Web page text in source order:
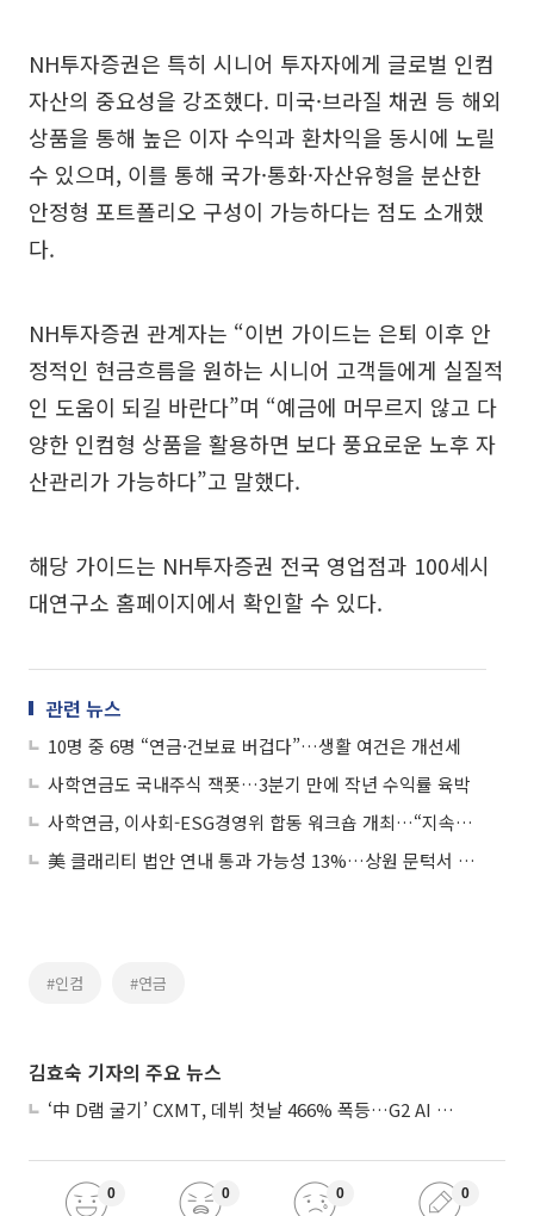
NH투자증권은 특히 시니어 투자자에게 글로벌 인컴
자산의 중요성을 강조했다. 미국·브라질 채권 등 해외
상품을 통해 높은 이자 수익과 환차익을 동시에 노릴
수 있으며, 이를 통해 국가·통화·자산유형을 분산한
안정형 포트폴리오 구성이 가능하다는 점도 소개했
다.
NH투자증권 관계자는 “이번 가이드는 은퇴 이후 안
정적인 현금흐름을 원하는 시니어 고객들에게 실질적
인 도움이 되길 바란다”며 “예금에 머무르지 않고 다
양한 인컴형 상품을 활용하면 보다 풍요로운 노후 자
산관리가 가능하다”고 말했다.
해당 가이드는 NH투자증권 전국 영업점과 100세시
대연구소 홈페이지에서 확인할 수 있다.
관련 뉴스
10명 중 6명 “연금·건보료 버겁다”…생활 여건은 개선세
사학연금도 국내주식 잭폿…3분기 만에 작년 수익률 육박
사학연금, 이사회-ESG경영위 합동 워크숍 개최…“지속가능경영 협력 강화”
美 클래리티 법안 연내 통과 가능성 13%…상원 문턱서 제동
#인컴 #연금
김효숙 기자의 주요 뉴스
‘中 D램 굴기’ CXMT, 데뷔 첫날 466% 폭등…G2 AI 패권 ‘쩐의 전쟁’
0 0 0 0